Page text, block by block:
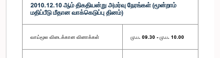
2010.12.10 ஆம் திகதியன்று அமர்வு நேரங்கள் (மூன்றாம்
மதிப்பீடு மீதான வாக்கெடுப்பு தினம்)
வாய்மூல விடைக்கான வினாக்கள் மு.ப. 09.30 - மு.ப. 10.00